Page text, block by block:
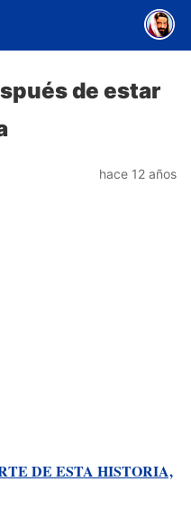
de estar
hace 12 años
DE ESTA HISTORIA,